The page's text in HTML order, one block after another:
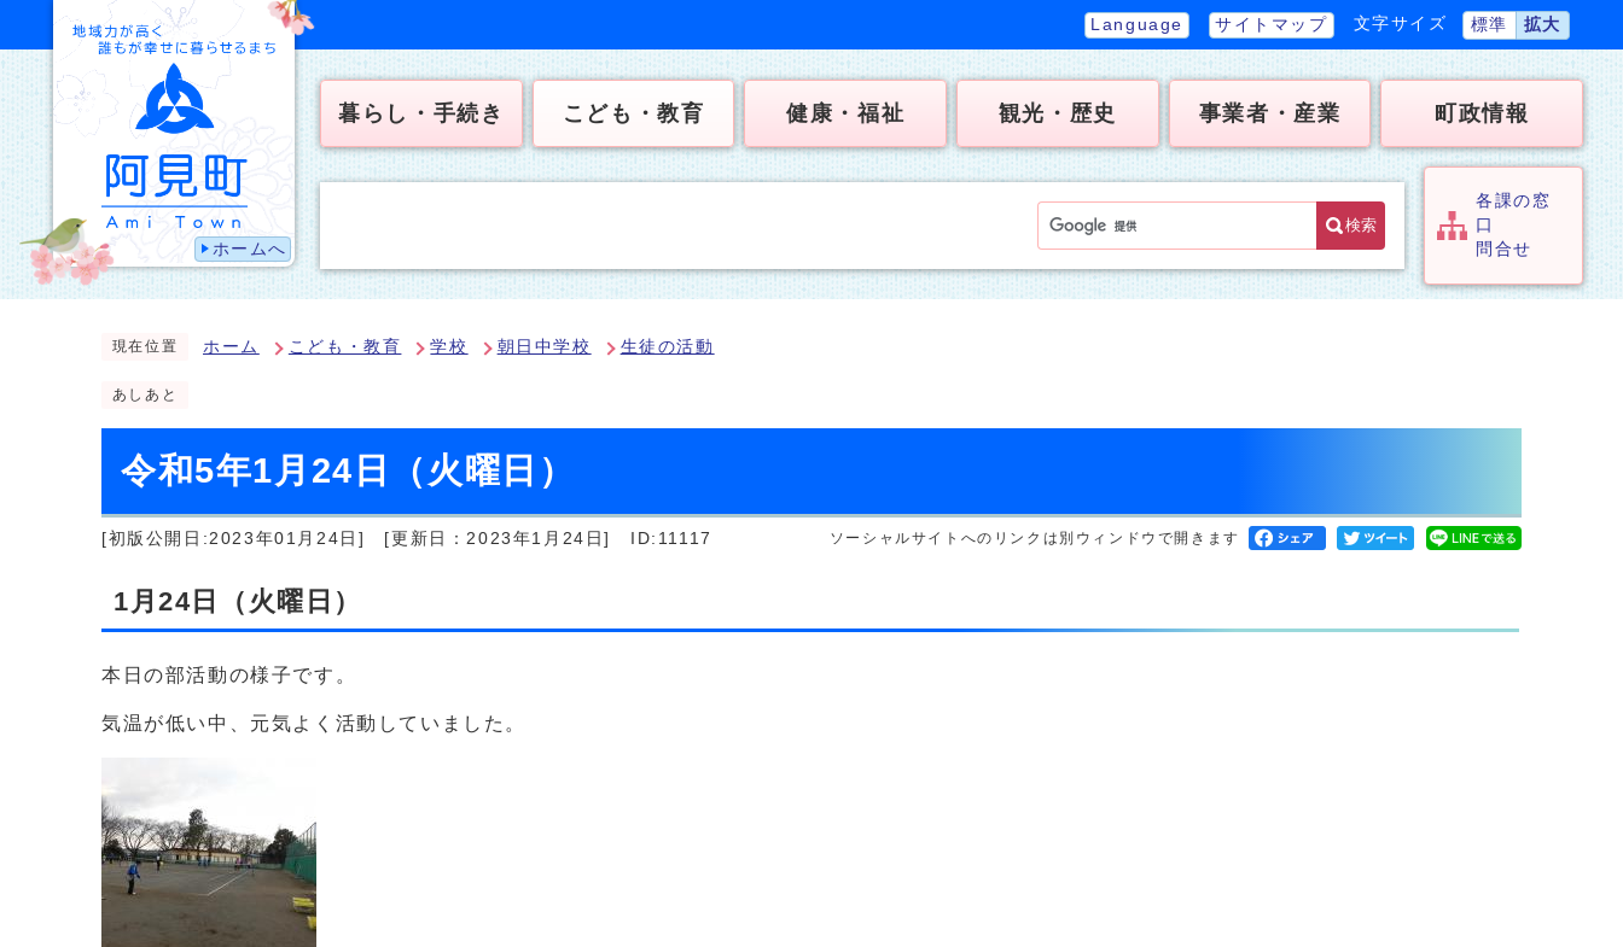
ホームへ
Language サイトマップ 文字サイズ 標準 拡大
暮らし・手続き こども・教育 健康・福祉 観光・歴史 事業者・産業 町政情報
検索
各課の窓
口
問合せ
現在位置 ホーム こども・教育 学校 朝日中学校 生徒の活動
あしあと
令和5年1月24日（火曜日）
[初版公開日:2023年01月24日] [更新日：2023年1月24日] ID:11117 ソーシャルサイトへのリンクは別ウィンドウで開きます
1月24日（火曜日）
本日の部活動の様子です。
気温が低い中、元気よく活動していました。